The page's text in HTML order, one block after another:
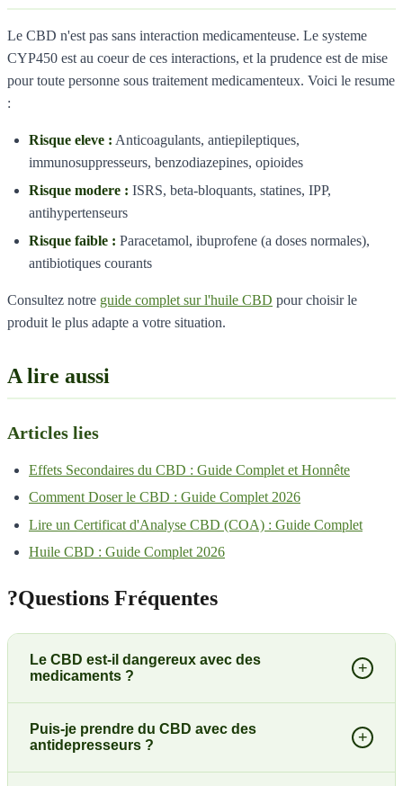
Le CBD n'est pas sans interaction medicamenteuse. Le systeme
CYP450 est au coeur de ces interactions, et la prudence est de mise
pour toute personne sous traitement medicamenteux. Voici le resume
:
Risque eleve : Anticoagulants, antiepileptiques,
immunosuppresseurs, benzodiazepines, opioides
Risque modere : ISRS, beta-bloquants, statines, IPP,
antihypertenseurs
Risque faible : Paracetamol, ibuprofene (a doses normales),
antibiotiques courants
Consultez notre guide complet sur l'huile CBD pour choisir le
produit le plus adapte a votre situation.
A lire aussi
Articles lies
Effets Secondaires du CBD : Guide Complet et Honnête
Comment Doser le CBD : Guide Complet 2026
Lire un Certificat d'Analyse CBD (COA) : Guide Complet
Huile CBD : Guide Complet 2026
?Questions Fréquentes
Le CBD est-il dangereux avec des
medicaments ?
+
Puis-je prendre du CBD avec des
antidepresseurs ?
+